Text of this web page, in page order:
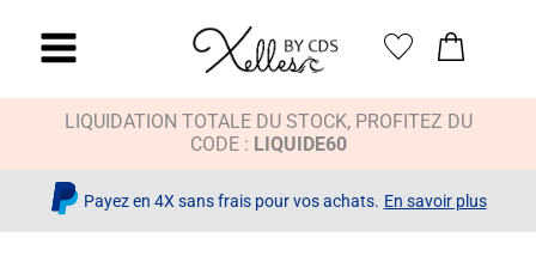
LIQUIDATION TOTALE DU STOCK, PROFITEZ DU
CODE : LIQUIDE60
Payez en 4X sans frais pour vos achats. En savoir plus